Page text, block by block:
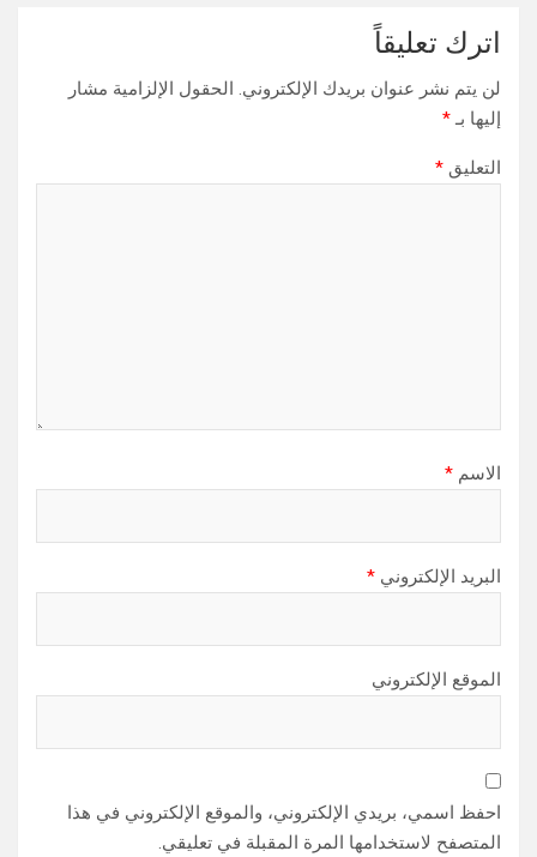
اترك تعليقاً
لن يتم نشر عنوان بريدك الإلكتروني. الحقول الإلزامية مشار
إليها بـ*
التعليق *
الاسم *
البريد الإلكتروني *
الموقع الإلكتروني
احفظ اسمي، بريدي الإلكتروني، والموقع الإلكتروني في هذا
المتصفح لاستخدامها المرة المقبلة في تعليقي.